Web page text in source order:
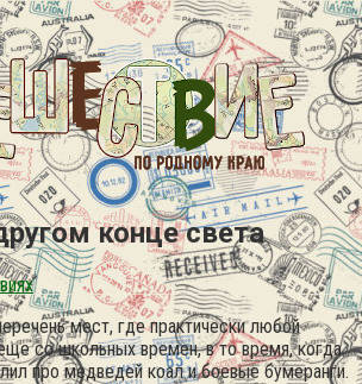
конце света
мест, где практически любой
со школьных времен, в то время, когда
про медведей коал и боевые бумеранги.